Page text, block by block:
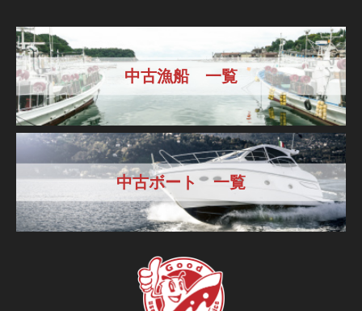
中古漁船 一覧
中古ボート 一覧